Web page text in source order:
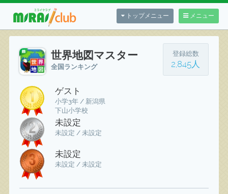
メニュー
トップメニュー
世界地図マスター
全国ランキング
登録総数
2,845人
ゲスト
小学3年 / 新潟県
下山小学校
未設定
未設定 / 未設定
未設定
未設定 / 未設定